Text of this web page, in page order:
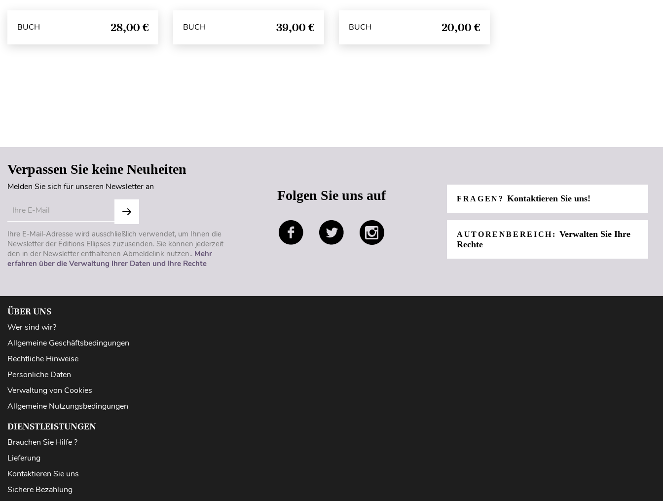
BUCH 28,00 € BUCH 39,00 € BUCH 20,00 €
Verpassen Sie keine Neuheiten
Melden Sie sich für unseren Newsletter an
Ihre E-Mail-Adresse wird ausschließlich verwendet, um Ihnen die
Newsletter der Éditions Ellipses zuzusenden. Sie können jederzeit
den in der Newsletter enthaltenen Abmeldelink nutzen.. Mehr
erfahren über die Verwaltung Ihrer Daten und Ihre Rechte
Folgen Sie uns auf FRAGEN?Kontaktieren Sie uns!
AUTORENBEREICH:Verwalten Sie Ihre
Rechte
ÜBER UNS
Wer sind wir?
Allgemeine Geschäftsbedingungen
Rechtliche Hinweise
Persönliche Daten
Verwaltung von Cookies
Allgemeine Nutzungsbedingungen
DIENSTLEISTUNGEN
Brauchen Sie Hilfe ?
Lieferung
Kontaktieren Sie uns
Sichere Bezahlung